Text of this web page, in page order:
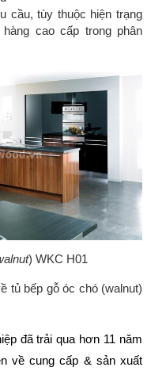
cầu, tùy thuộc hiện trạng
cao cấp trong phân
) WKC H01
tủ bếp gỗ óc chó (walnut)
đã trải qua hơn 11 năm
về cung cấp & sản xuất